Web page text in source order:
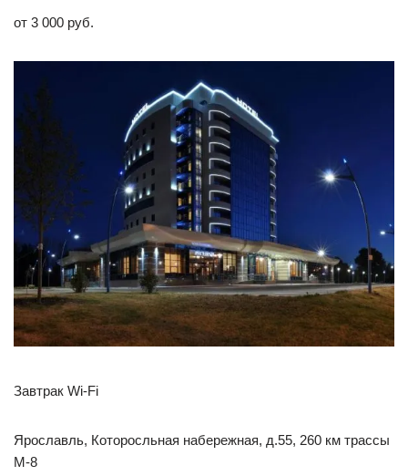
от 3 000 руб.
Завтрак Wi-Fi
Ярославль, Которосльная набережная, д.55, 260 км трассы
М-8